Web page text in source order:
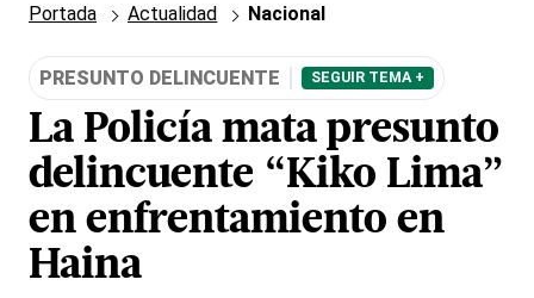
Portada Actualidad Nacional
PRESUNTO DELINCUENTE SEGUIR TEMA +
La Policía mata presunto
delincuente “Kiko Lima”
en enfrentamiento en
Haina